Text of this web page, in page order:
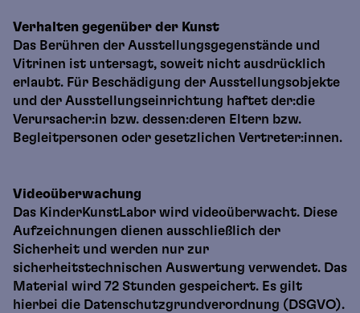
Verhalten gegenüber der Kunst
Das Berühren der Ausstellungsgegenstände und
Vitrinen ist untersagt, soweit nicht ausdrücklich
erlaubt. Für Beschädigung der Ausstellungsobjekte
und der Ausstellungseinrichtung haftet der:die
Verursacher:in bzw. dessen:deren Eltern bzw.
Begleitpersonen oder gesetzlichen Vertreter:innen.
Videoüberwachung
Das KinderKunstLabor wird videoüberwacht. Diese
Aufzeichnungen dienen ausschließlich der
Sicherheit und werden nur zur
sicherheitstechnischen Auswertung verwendet. Das
Material wird 72 Stunden gespeichert. Es gilt
hierbei die Datenschutzgrundverordnung (DSGVO).